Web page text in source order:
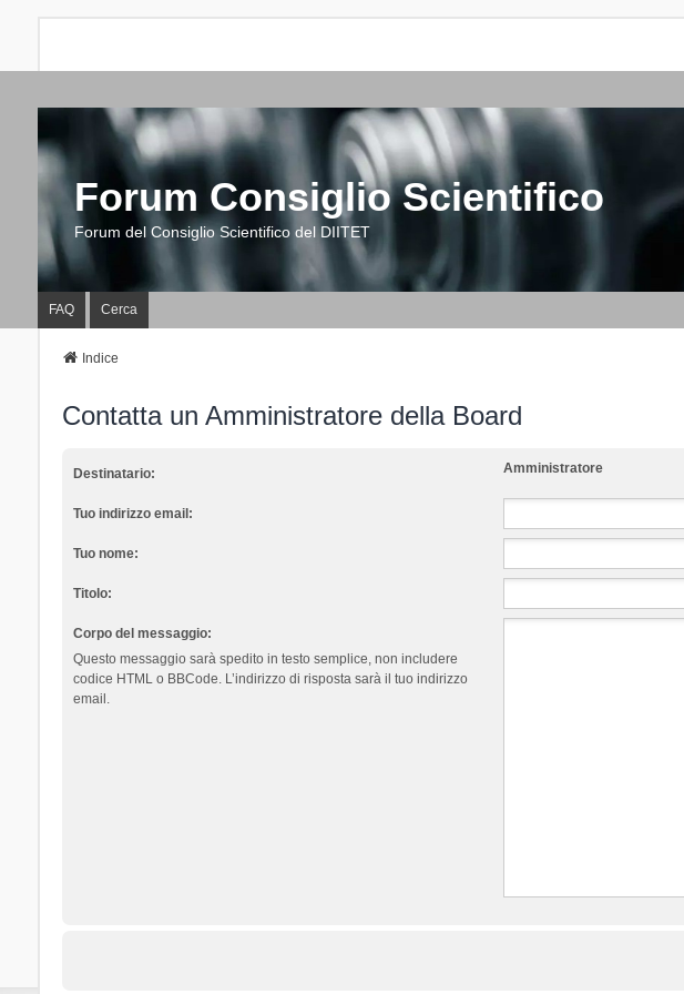
Forum Consiglio Scientifico
Forum del Consiglio Scientifico del DIITET
FAQ Cerca
Indice
Contatta un Amministratore della Board
Destinatario: Amministratore
Tuo indirizzo email:
Tuo nome:
Titolo:
Corpo del messaggio:
Questo messaggio sarà spedito in testo semplice, non includere
codice HTML o BBCode. L’indirizzo di risposta sarà il tuo indirizzo
email.